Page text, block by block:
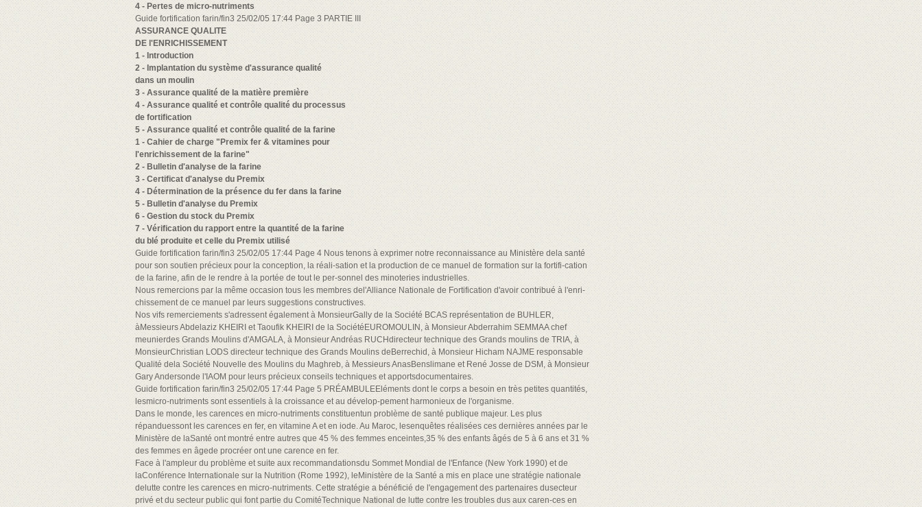
4 - Pertes de micro-nutriments
Guide fortification farin/fin3 25/02/05 17:44 Page 3 PARTIE III
ASSURANCE QUALITE
DE l'ENRICHISSEMENT
1 - Introduction
2 - Implantation du système d'assurance qualité
dans un moulin
3 - Assurance qualité de la matière première
4 - Assurance qualité et contrôle qualité du processus
de fortification
5 - Assurance qualité et contrôle qualité de la farine
1 - Cahier de charge "Premix fer & vitamines pour
l'enrichissement de la farine"
2 - Bulletin d'analyse de la farine
3 - Certificat d'analyse du Premix
4 - Détermination de la présence du fer dans la farine
5 - Bulletin d'analyse du Premix
6 - Gestion du stock du Premix
7 - Vérification du rapport entre la quantité de la farine
du blé produite et celle du Premix utilisé
Guide fortification farin/fin3 25/02/05 17:44 Page 4 Nous tenons à exprimer notre reconnaissance au Ministère dela santé
pour son soutien précieux pour la conception, la réali-sation et la production de ce manuel de formation sur la fortifi-cation
de la farine, afin de le rendre à la portée de tout le per-sonnel des minoteries industrielles.
Nous remercions par la même occasion tous les membres del'Alliance Nationale de Fortification d'avoir contribué à l'enri-
chissement de ce manuel par leurs suggestions constructives.
Nos vifs remerciements s'adressent également à MonsieurGally de la Société BCAS représentation de BUHLER,
àMessieurs Abdelaziz KHEIRI et Taoufik KHEIRI de la SociétéEUROMOULIN, à Monsieur Abderrahim SEMMAA chef
meunierdes Grands Moulins d'AMGALA, à Monsieur Andréas RUCHdirecteur technique des Grands moulins de TRIA, à
MonsieurChristian LODS directeur technique des Grands Moulins deBerrechid, à Monsieur Hicham NAJME responsable
Qualité dela Société Nouvelle des Moulins du Maghreb, à Messieurs AnasBenslimane et René Josse de DSM, à Monsieur
Gary Andersonde l'IAOM pour leurs précieux conseils techniques et apportsdocumentaires.
Guide fortification farin/fin3 25/02/05 17:44 Page 5 PRÉAMBULEEléments dont le corps a besoin en très petites quantités,
lesmicro-nutriments sont essentiels à la croissance et au dévelop-pement harmonieux de l'organisme.
Dans le monde, les carences en micro-nutriments constituentun problème de santé publique majeur. Les plus
répanduessont les carences en fer, en vitamine A et en iode. Au Maroc, lesenquêtes réalisées ces dernières années par le
Ministère de laSanté ont montré entre autres que 45 % des femmes enceintes,35 % des enfants âgés de 5 à 6 ans et 31 %
des femmes en âgede procréer ont une carence en fer.
Face à l'ampleur du problème et suite aux recommandationsdu Sommet Mondial de l'Enfance (New York 1990) et de
laConférence Internationale sur la Nutrition (Rome 1992), leMinistère de la Santé a mis en place une stratégie nationale
delutte contre les carences en micro-nutriments. Cette stratégie a bénéficié de l'engagement des partenaires dusecteur
privé et du secteur public qui font partie du ComitéTechnique National de lutte contre les troubles dus aux caren-ces en